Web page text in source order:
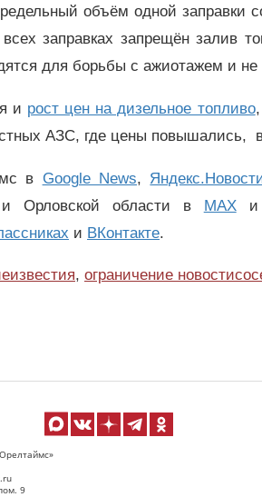
объём одной заправки
заправках запрещён залив
для борьбы с ажиотажем и
и рост цен на дизельное топливо
АЗС, где цены повышались,
в Google News,
Орловской области в MAXи
и ВКонтакте.
, ограничение
9